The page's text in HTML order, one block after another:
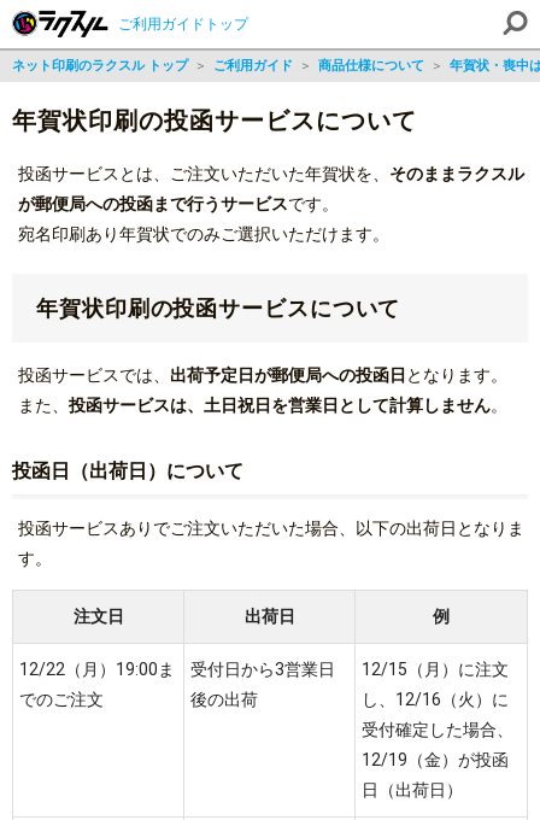
ご利用ガイドトップ
ネット印刷のラクスル トップ ＞ ご利用ガイド ＞ 商品仕様について ＞ 年賀状・喪中
年賀状印刷の投函サービスについて
投函サービスとは、ご注文いただいた年賀状を、 そのままラクスル
が郵便局への投函まで行うサービスです。
宛名印刷あり年賀状でのみご選択いただけます。
年賀状印刷の投函サービスについて
投函サービスでは、 出荷予定日が郵便局への投函日 となります。
また、 投函サービスは、土日祝日を営業日として計算しません。
投函日（出荷日）について
投函サービスありでご注文いただいた場合、以下の出荷日となりま
す。
注文日 出荷日 例
12/22（月）19:00ま
でのご注文
受付日から3営業日
後の出荷
12/15（月）に注文
し、12/16（火）に
受付確定した場合、
12/19（金）が投函
日（出荷日）